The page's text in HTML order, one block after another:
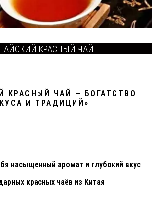
КРАСНЫЙ ЧАЙ
КРАСНЫЙ ЧАЙ — БОГАТСТВО
И ТРАДИЦИЙ»
насыщенный аромат и глубокий вкус
красных чаёв из Китая